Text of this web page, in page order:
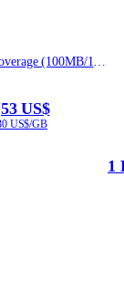
US$
US$/GB
1